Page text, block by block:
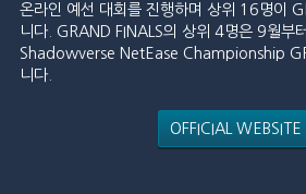
온라인 예선 대회를 진행하며 상위 16명이
니다. GRAND FINALS의 상위 4명은 9월부
Shadowverse NetEase Championship
니다.
OFFICIAL WEBSITE